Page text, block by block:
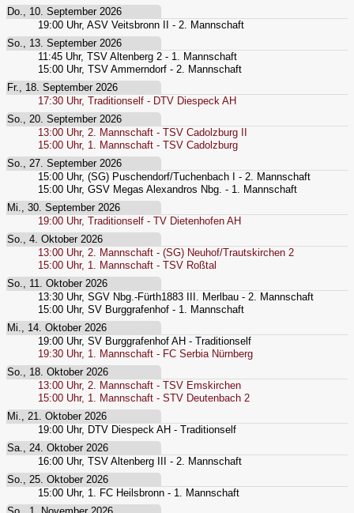
Do., 10. September 2026
19:00 Uhr, ASV Veitsbronn II - 2. Mannschaft
So., 13. September 2026
11:45 Uhr, TSV Altenberg 2 - 1. Mannschaft
15:00 Uhr, TSV Ammerndorf - 2. Mannschaft
Fr., 18. September 2026
17:30 Uhr, Traditionself - DTV Diespeck AH
So., 20. September 2026
13:00 Uhr, 2. Mannschaft - TSV Cadolzburg II
15:00 Uhr, 1. Mannschaft - TSV Cadolzburg
So., 27. September 2026
15:00 Uhr, (SG) Puschendorf/Tuchenbach I - 2. Mannschaft
15:00 Uhr, GSV Megas Alexandros Nbg. - 1. Mannschaft
Mi., 30. September 2026
19:00 Uhr, Traditionself - TV Dietenhofen AH
So., 4. Oktober 2026
13:00 Uhr, 2. Mannschaft - (SG) Neuhof/Trautskirchen 2
15:00 Uhr, 1. Mannschaft - TSV Roßtal
So., 11. Oktober 2026
13:30 Uhr, SGV Nbg.-Fürth1883 III. Merlbau - 2. Mannschaft
15:00 Uhr, SV Burggrafenhof - 1. Mannschaft
Mi., 14. Oktober 2026
19:00 Uhr, SV Burggrafenhof AH - Traditionself
19:30 Uhr, 1. Mannschaft - FC Serbia Nürnberg
So., 18. Oktober 2026
13:00 Uhr, 2. Mannschaft - TSV Emskirchen
15:00 Uhr, 1. Mannschaft - STV Deutenbach 2
Mi., 21. Oktober 2026
19:00 Uhr, DTV Diespeck AH - Traditionself
Sa., 24. Oktober 2026
16:00 Uhr, TSV Altenberg III - 2. Mannschaft
So., 25. Oktober 2026
15:00 Uhr, 1. FC Heilsbronn - 1. Mannschaft